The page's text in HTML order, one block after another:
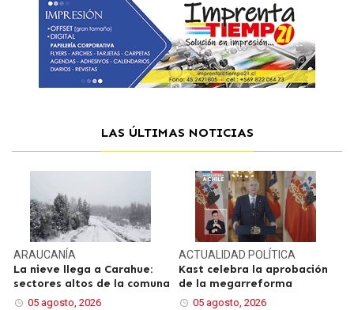
LAS ÚLTIMAS NOTICIAS
ARAUCANÍA
La nieve llega a Carahue:
sectores altos de la comuna
05 agosto, 2026
ACTUALIDAD POLÍTICA
Kast celebra la aprobación
de la megarreforma
05 agosto, 2026